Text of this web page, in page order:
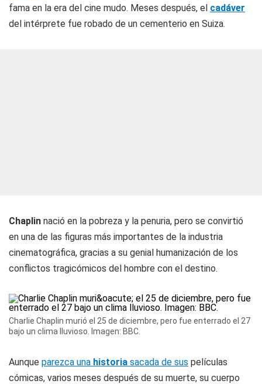
fama en la era del cine mudo. Meses después, el cadáver
del intérprete fue robado de un cementerio en Suiza.
Chaplin nació en la pobreza y la penuria, pero se convirtió
en una de las figuras más importantes de la industria
cinematográfica, gracias a su genial humanización de los
conflictos tragicómicos del hombre con el destino.
Charlie Chaplin murió el 25 de diciembre, pero fue enterrado el 27
bajo un clima lluvioso. Imagen: BBC.
Aunque parezca una historia sacada de sus películas
cómicas, varios meses después de su muerte, su cuerpo